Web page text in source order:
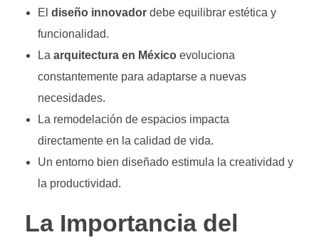
El diseño innovadordebe equilibrar estética y
funcionalidad.
La arquitectura en Méxicoevoluciona
constantemente para adaptarse a nuevas
necesidades.
La remodelación de espacios impacta
directamente en la calidad de vida.
Un entorno bien diseñado estimula la creatividad y
la productividad.
La Importancia del